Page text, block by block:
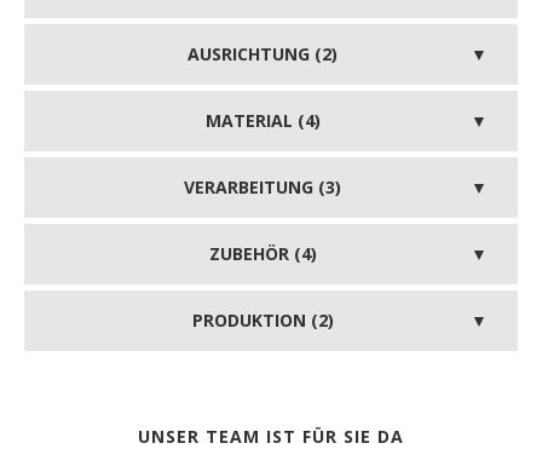
AUSRICHTUNG (2)
MATERIAL (4)
VERARBEITUNG (3)
ZUBEHÖR (4)
PRODUKTION (2)
UNSER TEAM IST FÜR SIE DA